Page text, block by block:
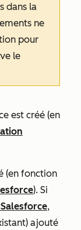
dans la
ne
pour
le
est créé (en
(en fonction
). Si
,
ajouté